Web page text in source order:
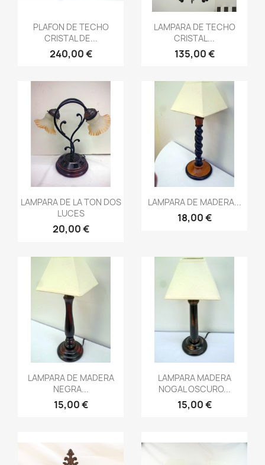
Vista rápida
PLAFON DE TECHO
CRISTAL DE...
240,00 €
Vista rápida
LAMPARA DE TECHO
CRISTAL...
135,00 €
Vista rápida
LAMPARA DE LA TON DOS
LUCES
20,00 €
Vista rápida
LAMPARA DE MADERA...
18,00 €
Vista rápida
LAMPARA DE MADERA
NEGRA...
15,00 €
Vista rápida
LAMPARA MADERA
NOGAL OSCURO...
15,00 €